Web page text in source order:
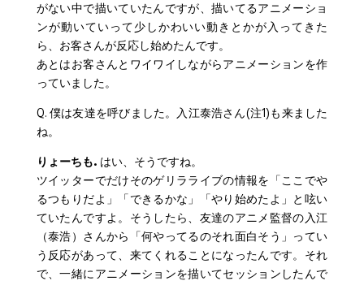
がない中で描いていたんですが、描いてるアニメーショ
ンが動いていって少しかわいい動きとかが入ってきた
ら、お客さんが反応し始めたんです。
あとはお客さんとワイワイしながらアニメーションを作
っていました。
Q. 僕は友達を呼びました。入江泰浩さん(注1)も来ました
ね。
りょーちも. はい、そうですね。
ツイッターでだけそのゲリラライブの情報を「ここでや
るつもりだよ」「できるかな」「やり始めたよ」と呟い
ていたんですよ。そうしたら、友達のアニメ監督の入江
（泰浩）さんから「何やってるのそれ面白そう」ってい
う反応があって、来てくれることになったんです。それ
で、一緒にアニメーションを描いてセッションしたんで